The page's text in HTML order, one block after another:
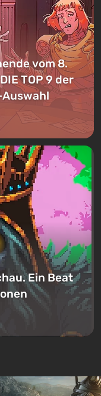
vom 8.
TOP 9 der
Ein Beat